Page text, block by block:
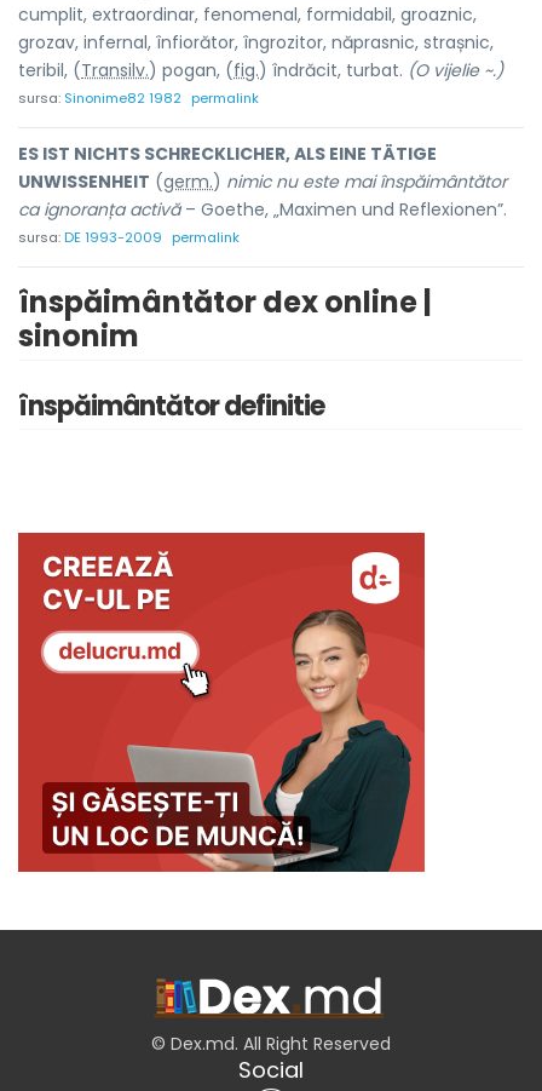
cumplit, extraordinar, fenomenal, formidabil, groaznic,
grozav, infernal, înfiorător, îngrozitor, năprasnic, strașnic,
teribil, (Transilv.) pogan, (fig.) îndrăcit, turbat. (O vijelie ~.)
sursa: Sinonime82 1982 permalink
ES IST NICHTS SCHRECKLICHER, ALS EINE TÄTIGE
UNWISSENHEIT (germ.) nimic nu este mai înspăimântător
ca ignoranța activă– Goethe, „Maximen und Reflexionen”.
sursa:DE 1993-2009 permalink
înspăimântător dex online |
sinonim
înspăimântător definitie
© Dex.md. All Right Reserved
Social